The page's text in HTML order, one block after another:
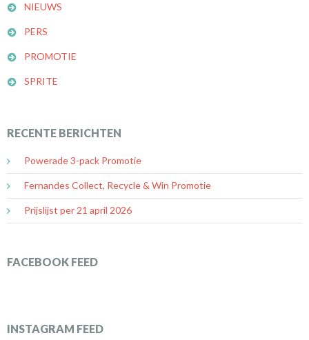
NIEUWS
PERS
PROMOTIE
SPRITE
RECENTE BERICHTEN
Powerade 3-pack Promotie
Fernandes Collect, Recycle & Win Promotie
Prijslijst per 21 april 2026
FACEBOOK FEED
INSTAGRAM FEED